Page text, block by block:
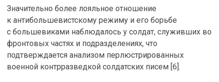
Значительно более лояльное отношение
к антибольшевистскому режиму и его борьбе
с большевиками наблюдалось у солдат, служивших во
фронтовых частях и подразделениях, что
подтверждается анализом перлюстрированных
военной контрразведкой солдатских писем [6].